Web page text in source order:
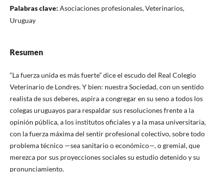
Palabras clave: Asociaciones profesionales, Veterinarios,
Uruguay
Resumen
“La fuerza unida es más fuerte” dice el escudo del Real Colegio
Veterinario de Londres. Y bien: nuestra Sociedad, con un sentido
realista de sus deberes, aspira a congregar en su seno a todos los
colegas uruguayos para respaldar sus resoluciones frente a la
opinión pública, a los institutos oficiales y a la masa universitaria,
con la fuerza máxima del sentir profesional colectivo, sobre todo
problema técnico —sea sanitario o económico—, o gremial, que
merezca por sus proyecciones sociales su estudio detenido y su
pronunciamiento.